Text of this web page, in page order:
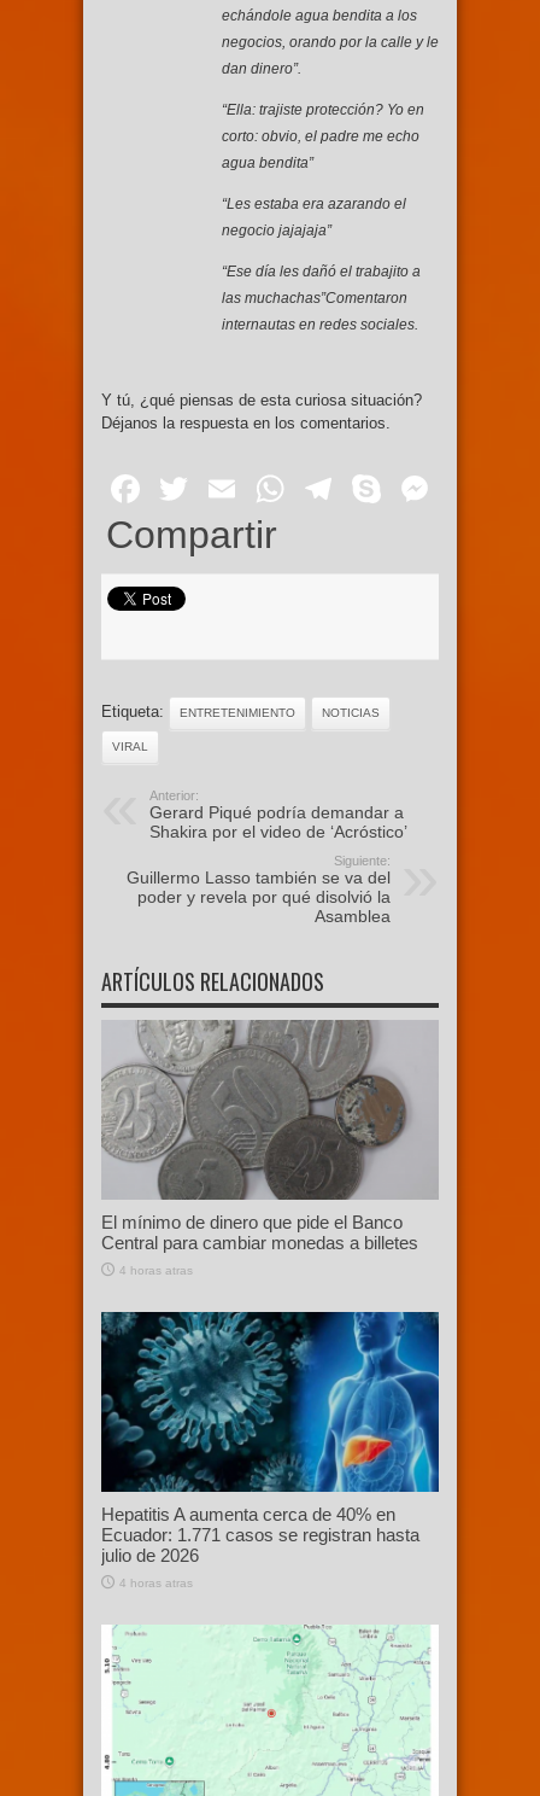
echándole agua bendita a los
negocios, orando por la calle y le
dan dinero”.
“Ella: trajiste protección? Yo en
corto: obvio, el padre me echo
agua bendita”
“Les estaba era azarando el
negocio jajajaja”
“Ese día les dañó el trabajito a
las muchachas”Comentaron
internautas en redes sociales.
Y tú, ¿qué piensas de esta curiosa situación?
Déjanos la respuesta en los comentarios.
Facebook
Twitter
EmailWhatsApp
Telegram
Skype
Compartir
Etiqueta: ENTRETENIMIENTO NOTICIAS
VIRAL
Anterior:
Gerard Piqué podría demandar a
Shakira por el video de ‘Acróstico’
Siguiente:
Guillermo Lasso también se va del
poder y revela por qué disolvió la
Asamblea
ARTÍCULOS RELACIONADOS
El mínimo de dinero que pide el Banco
Central para cambiar monedas a billetes
4 horas atras
Hepatitis A aumenta cerca de 40% en
Ecuador: 1.771 casos se registran hasta
julio de 2026
4 horas atras